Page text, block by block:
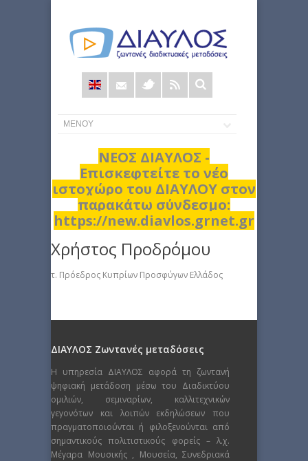
Φόρμα
αναζήτησης
ΝΕΟΣ ΔΙΑΥΛΟΣ -
Επισκεφτείτε το νέο
ιστοχώρο του ΔΙΑΥΛΟΥ στον
παρακάτω σύνδεσμο:
https://new.diavlos.grnet.gr
Χρήστος Προδρόμου
τ. Πρόεδρος Κυπρίων Προσφύγων Ελλάδος
ΔΙΑΥΛΟΣ Ζωντανές μεταδόσεις
Η υπηρεσία ΔΙΑΥΛΟΣ αφορά τη ζωντανή
ψηφιακή μετάδοση μέσω του Διαδικτύου
ομιλιών, σεμιναρίων, καλλιτεχνικών
γεγονότων και λοιπών εκδηλώσεων που
πραγματοποιούνται ή φιλοξενούνται από
σημαντικούς πολιτιστικούς φορείς – λ.χ.
Μέγαρα Μουσικής , Μουσεία, Συνεδριακά